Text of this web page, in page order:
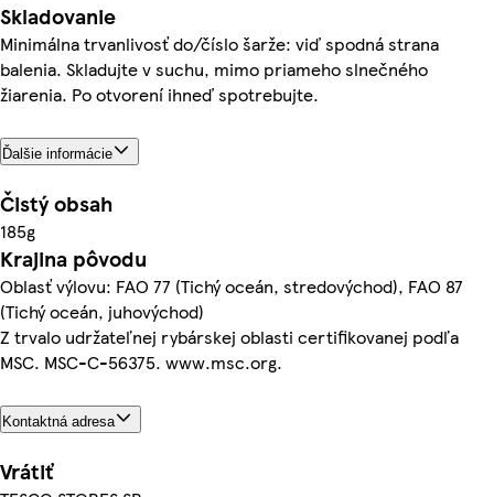
Skladovanie
Minimálna trvanlivosť do/číslo šarže: viď spodná strana
balenia. Skladujte v suchu, mimo priameho slnečného
žiarenia. Po otvorení ihneď spotrebujte.
Ďalšie informácie
Čistý obsah
185g
Krajina pôvodu
Oblasť výlovu: FAO 77 (Tichý oceán, stredovýchod), FAO 87
(Tichý oceán, juhovýchod)
Z trvalo udržateľnej rybárskej oblasti certifikovanej podľa
MSC. MSC-C-56375. www.msc.org.
Kontaktná adresa
Vrátiť